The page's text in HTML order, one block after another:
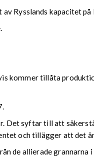
Rysslands kapacitet
kommer tillåta
syftar till att
och tillägger att det
de allierade grannarna